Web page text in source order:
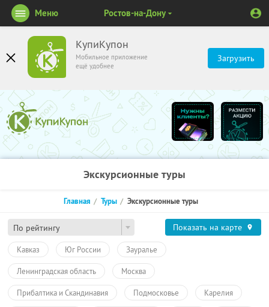
КупиКупон
Мобильное приложение
ещё удобнее
Загрузить
Меню Ростов-на-Дону
Экскурсионные туры
По рейтингу
Главная Туры Экскурсионные туры
Показать на карте
Кавказ Юг России Зауралье
Ленинградская область Москва
Прибалтика и Скандинавия Подмосковье Карелия